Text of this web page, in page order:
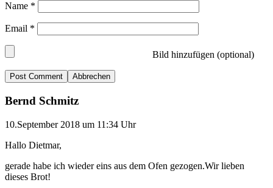
Name *
Email *
Bild hinzufügen (optional)
Abbrechen
Bernd Schmitz
10.September 2018 um 11:34 Uhr
Hallo Dietmar,
gerade habe ich wieder eins aus dem Ofen gezogen.Wir lieben
dieses Brot!